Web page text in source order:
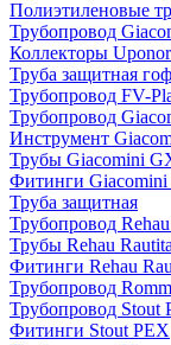
Полиэтиленовые
Трубопровод
Коллекторы
Труба защитная
Трубопровод FV-
Трубопровод
Инструмент
Трубы Giacomini
Фитинги
Труба защитная
Трубопровод
Трубы Rehau
Фитинги Rehau
Трубопровод
Трубопровод Stout
Фитинги Stout PEX